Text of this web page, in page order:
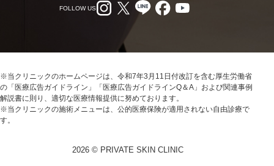
FOLLOW US
※当クリニックのホームページは、令和7年3月11日付改訂を含む厚生労働省
の「医療広告ガイドライン」「医療広告ガイドラインQ＆A」および関連事例
解説書に則り、適切な医療情報提供に努めております。
※当クリニックの施術メニューは、公的医療保険が適用されない自由診療で
す。
2026 © PRIVATE SKIN CLINIC